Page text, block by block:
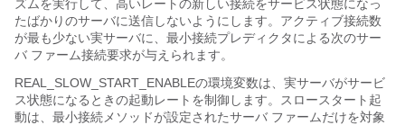
ズムを実行して、高いレートの新しい接続をサービス状態になっ
たばかりのサーバに送信しないようにします。アクティブ接続数
が最も少ない実サーバに、最小接続プレディクタによる次のサー
バ ファーム接続要求が与えられます。
REAL_SLOW_START_ENABLEの環境変数は、実サーバがサービ
ス状態になるときの起動レートを制御します。スロースタート起
動は、最小接続メソッドが設定されたサーバ ファームだけを対象